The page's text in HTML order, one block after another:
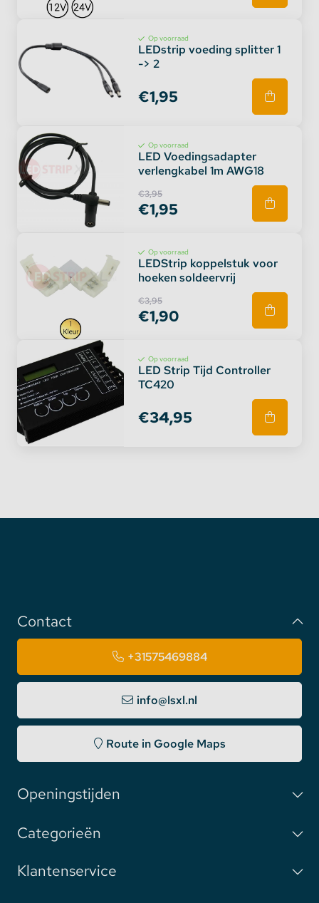
Op voorraad
LEDstrip voeding splitter 1
-> 2
€1,95
Op voorraad
LED Voedingsadapter
verlengkabel 1m AWG18
€3,95
€1,95
Op voorraad
LEDStrip koppelstuk voor
hoeken soldeervrij
€3,95
€1,90
Op voorraad
LED Strip Tijd Controller
TC420
€34,95
Contact
+31575469884
info@lsxl.nl
Route in Google Maps
Openingstijden
Categorieën
Klantenservice